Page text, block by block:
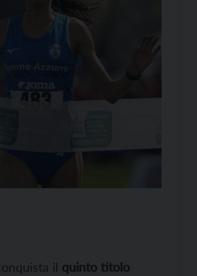
il quinto titolo